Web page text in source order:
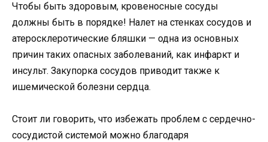
Чтобы быть здоровым, кровеносные сосуды
должны быть в порядке! Налет на стенках сосудов и
атеросклеротические бляшки — одна из основных
причин таких опасных заболеваний, как инфаркт и
инсульт. Закупорка сосудов приводит также к
ишемической болезни сердца.
Стоит ли говорить, что избежать проблем с сердечно-
сосудистой системой можно благодаря